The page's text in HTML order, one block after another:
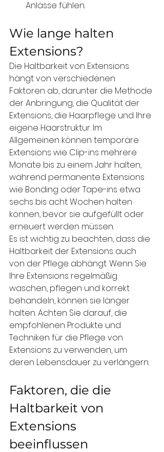
Anlässe fühlen.
Wie lange halten
Extensions?
Die Haltbarkeit von Extensions
hängt von verschiedenen
Faktoren ab, darunter die Methode
der Anbringung, die Qualität der
Extensions, die Haarpflege und Ihre
eigene Haarstruktur. Im
Allgemeinen können temporäre
Extensions wie Clip-ins mehrere
Monate bis zu einem Jahr halten,
während permanente Extensions
wie Bonding oder Tape-ins etwa
sechs bis acht Wochen halten
können, bevor sie aufgefüllt oder
erneuert werden müssen.
Es ist wichtig zu beachten, dass die
Haltbarkeit der Extensions auch
von der Pflege abhängt. Wenn Sie
Ihre Extensions regelmäßig
waschen, pflegen und korrekt
behandeln, können sie länger
halten. Achten Sie darauf, die
empfohlenen Produkte und
Techniken für die Pflege von
Extensions zu verwenden, um
deren Lebensdauer zu verlängern.
Faktoren, die die
Haltbarkeit von
Extensions
beeinflussen